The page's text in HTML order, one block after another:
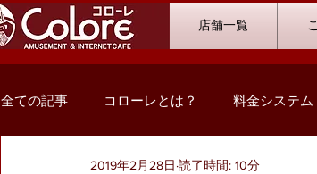
店舗一覧
全ての記事 コローレとは？ 料金システム
2019年2月28日 読了時間: 10分